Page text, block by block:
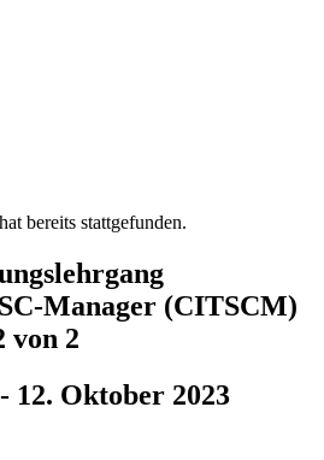
bereits stattgefunden.
Manager (CITSCM)
von 2
- 12. Oktober 2023